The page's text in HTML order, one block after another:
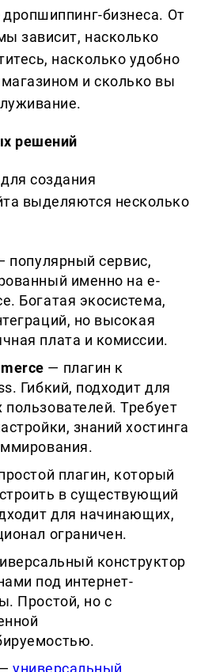
дропшиппинг-бизнеса. От
зависит, насколько
насколько удобно
и сколько вы
решений
создания
выделяются несколько
популярный сервис,
именно на e-
Богатая экосистема,
но высокая
плата и комиссии.
— плагин к
Гибкий, подходит для
Требует
знаний хостинга
плагин, который
в существующий
для начинающих,
ограничен.
конструктор
под интернет-
Простой, но с
универсальный